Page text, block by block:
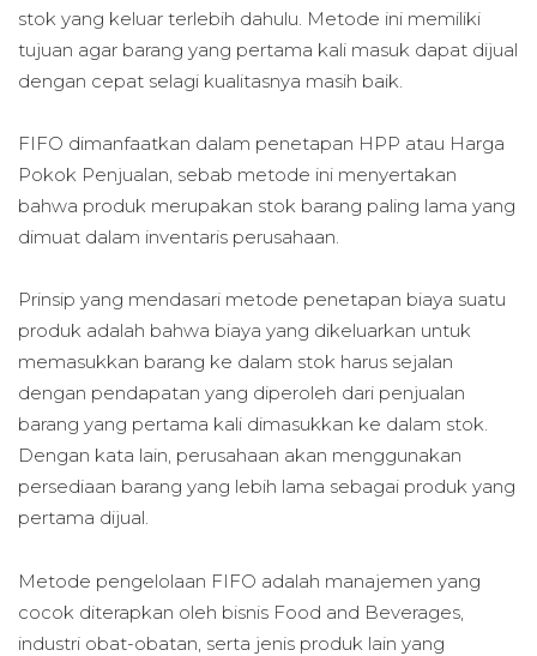
stok yang keluar terlebih dahulu. Metode ini memiliki
tujuan agar barang yang pertama kali masuk dapat dijual
dengan cepat selagi kualitasnya masih baik.
FIFO dimanfaatkan dalam penetapan HPP atau Harga
Pokok Penjualan, sebab metode ini menyertakan
bahwa produk merupakan stok barang paling lama yang
dimuat dalam inventaris perusahaan.
Prinsip yang mendasari metode penetapan biaya suatu
produk adalah bahwa biaya yang dikeluarkan untuk
memasukkan barang ke dalam stok harus sejalan
dengan pendapatan yang diperoleh dari penjualan
barang yang pertama kali dimasukkan ke dalam stok.
Dengan kata lain, perusahaan akan menggunakan
persediaan barang yang lebih lama sebagai produk yang
pertama dijual.
Metode pengelolaan FIFO adalah manajemen yang
cocok diterapkan oleh bisnis Food and Beverages,
industri obat-obatan, serta jenis produk lain yang